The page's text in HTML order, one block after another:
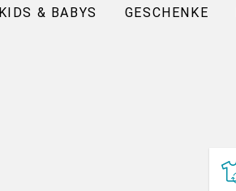
KIDS & BABYS GESCHENKE